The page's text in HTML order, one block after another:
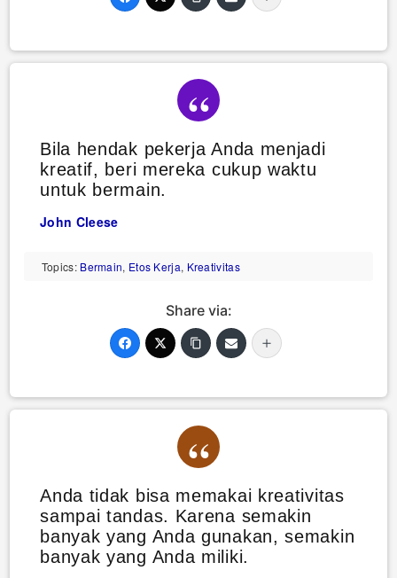
Bila hendak pekerja Anda menjadi
kreatif, beri mereka cukup waktu
untuk bermain.
John Cleese
Topics: Bermain, Etos Kerja, Kreativitas
Share via:
Anda tidak bisa memakai kreativitas
sampai tandas. Karena semakin
banyak yang Anda gunakan, semakin
banyak yang Anda miliki.